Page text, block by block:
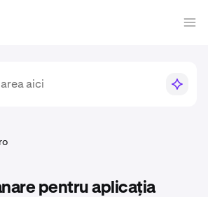
pentru aplicația